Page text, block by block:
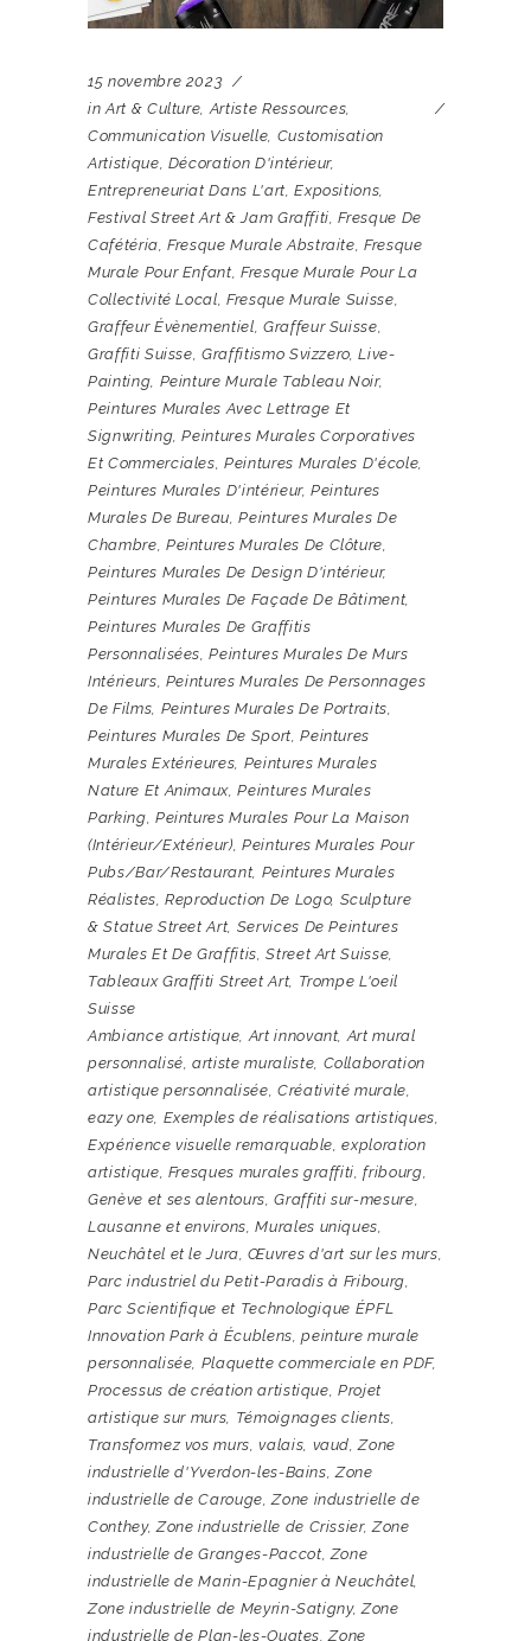
15 novembre 2023
in Art & Culture,Artiste Ressources,
Communication Visuelle, Customisation
Artistique, Décoration D'intérieur,
Entrepreneuriat Dans L'art,Expositions,
Festival Street Art & Jam Graffiti,Fresque De
Cafétéria,Fresque Murale Abstraite,Fresque
Murale Pour Enfant,Fresque Murale Pour La
Collectivité Local,Fresque Murale Suisse,
Graffeur Évènementiel, Graffeur Suisse,
Graffiti Suisse,Graffitismo Svizzero,Live-
Painting, Peinture Murale Tableau Noir,
Peintures Murales Avec Lettrage Et
Signwriting,Peintures Murales Corporatives
Et Commerciales,Peintures Murales D'école,
Peintures Murales D'intérieur,Peintures
Murales De Bureau,Peintures Murales De
Chambre, Peintures Murales De Clôture,
Peintures Murales De Design D'intérieur,
Peintures Murales De Façade De Bâtiment,
Peintures Murales De Graffitis
Personnalisées,Peintures Murales De Murs
Intérieurs, Peintures Murales De Personnages
De Films, Peintures Murales De Portraits,
Peintures Murales De Sport,Peintures
Murales Extérieures, Peintures Murales
Nature Et Animaux,Peintures Murales
Parking, Peintures Murales Pour La Maison
(intérieur/extérieur), Peintures Murales Pour
Pubs/bar/restaurant, Peintures Murales
Réalistes,Reproduction De Logo, Sculpture
& Statue Street Art, Services De Peintures
Murales Et De Graffitis,Street Art Suisse,
Tableaux Graffiti Street Art, Trompe L'oeil
Suisse
Ambiance artistique,Art innovant,Art mural
personnalisé,artiste muraliste, Collaboration
artistique personnalisée, Créativité murale,
eazy one, Exemples de réalisations artistiques,
Expérience visuelle remarquable,exploration
artistique, Fresques murales graffiti,fribourg,
Genève et ses alentours,Graffiti sur-mesure,
Lausanne et environs,Murales uniques,
Neuchâtel et le Jura,Œuvres d'art sur les murs,
Parc industriel du Petit-Paradis à Fribourg,
Parc Scientifique et Technologique ÉPFL
Innovation Park à Écublens,peinture murale
personnalisée, Plaquette commerciale en PDF,
Processus de création artistique,Projet
artistique sur murs, Témoignages clients,
Transformez vos murs,valais, vaud,Zone
industrielle d'Yverdon-les-Bains,Zone
industrielle de Carouge,Zone industrielle de
Conthey,Zone industrielle de Crissier,Zone
industrielle de Granges-Paccot,Zone
industrielle de Marin-Epagnier à Neuchâtel,
Zone industrielle de Meyrin-Satigny,Zone
industrielle de Plan-les-Ouates,Zone